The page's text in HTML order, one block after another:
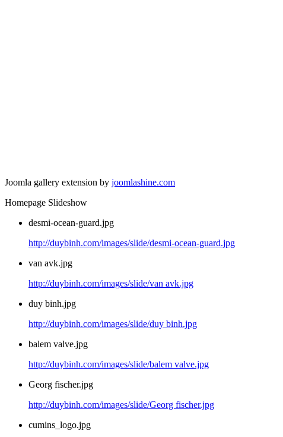
Joomla gallery extension by joomlashine.com
Homepage Slideshow
desmi-ocean-guard.jpg
http://duybinh.com/images/slide/desmi-ocean-guard.jpg
van avk.jpg
http://duybinh.com/images/slide/van avk.jpg
duy binh.jpg
http://duybinh.com/images/slide/duy binh.jpg
balem valve.jpg
http://duybinh.com/images/slide/balem valve.jpg
Georg fischer.jpg
http://duybinh.com/images/slide/Georg fischer.jpg
cumins_logo.jpg